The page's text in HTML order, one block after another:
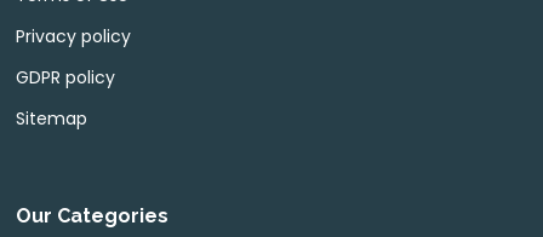
Privacy policy
GDPR policy
Sitemap
Our Categories